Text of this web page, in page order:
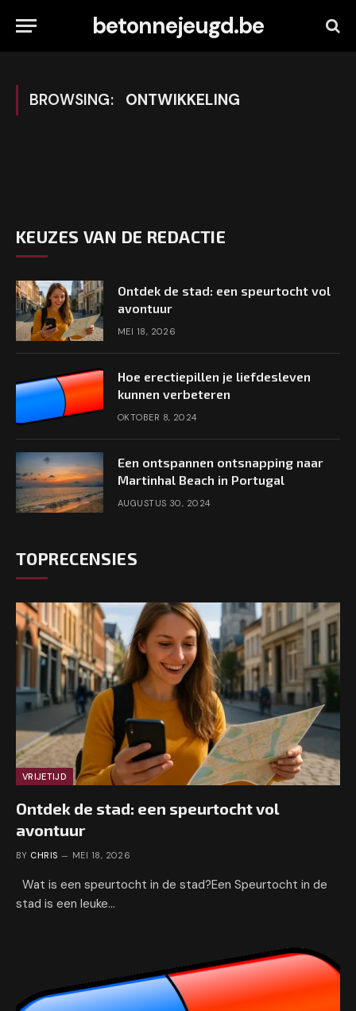
betonnejeugd.be
BROWSING: ONTWIKKELING
KEUZES VAN DE REDACTIE
Ontdek de stad: een speurtocht vol
avontuur
MEI 18, 2026
Hoe erectiepillen je liefdesleven
kunnen verbeteren
OKTOBER 8, 2024
Een ontspannen ontsnapping naar
Martinhal Beach in Portugal
AUGUSTUS 30, 2024
TOPRECENSIES
VRIJETIJD
Ontdek de stad: een speurtocht vol
avontuur
BY CHRIS MEI 18, 2026
Wat is een speurtocht in de stad?Een Speurtocht in de
stad is een leuke…